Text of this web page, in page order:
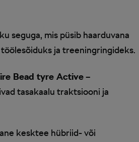
seguga, mis püsib haarduvana
ja treeningringideks.
Bead tyre Active–
tasakaalu traktsiooni ja
kesktee hübriid- või